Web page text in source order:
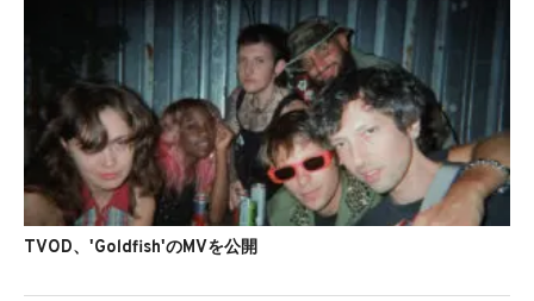
TVOD、'Goldfish'のMVを公開